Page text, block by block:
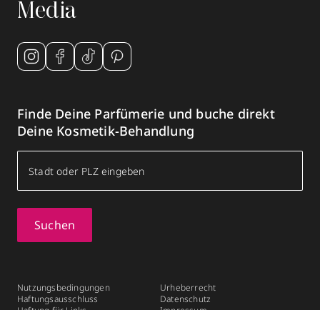
Media
Finde Deine Parfümerie und buche direkt
Deine Kosmetik-Behandlung
Suchen
Nutzungsbedingungen
Haftungsausschluss
Urheberrecht
Datenschutz